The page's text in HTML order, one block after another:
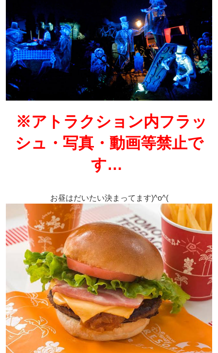
※アトラクション内フラッ
シュ・写真・動画等禁止で
す…
お昼はだいたい決まってます)^o^(